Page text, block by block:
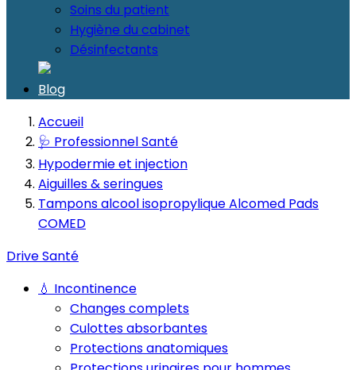
Soins du patient
Hygiène du cabinet
Désinfectants
Blog
Accueil
🩺 Professionnel Santé
Hypodermie et injection
Aiguilles & seringues
Tampons alcool isopropylique Alcomed Pads
COMED
Drive Santé
💧 Incontinence
Changes complets
Culottes absorbantes
Protections anatomiques